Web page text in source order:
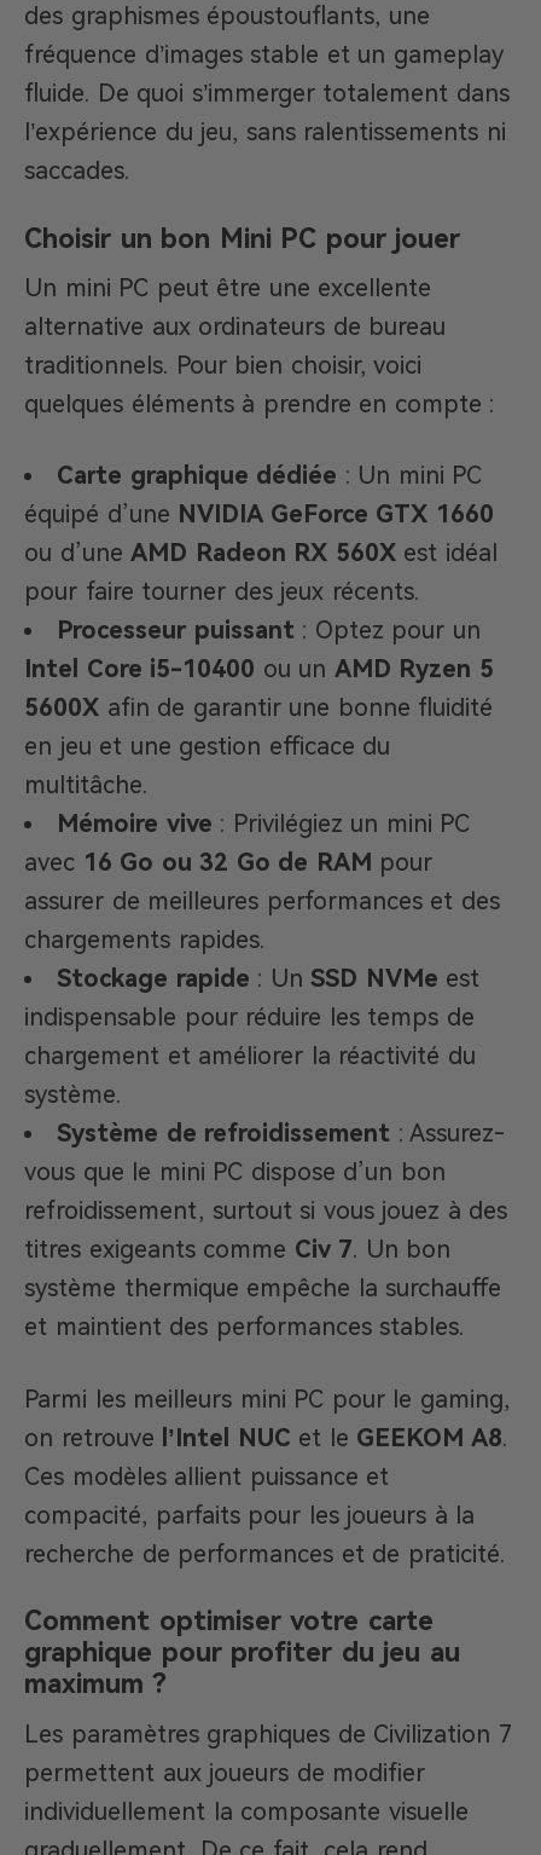
des graphismes époustouflants, une
fréquence d’images stable et un gameplay
fluide. De quoi s’immerger totalement dans
l’expérience du jeu, sans ralentissements ni
saccades.
Choisir un bon Mini PC pour jouer
Un mini PC peut être une excellente
alternative aux ordinateurs de bureau
traditionnels. Pour bien choisir, voici
quelques éléments à prendre en compte :
Carte graphique dédiée : Un mini PC
équipé d’une NVIDIA GeForce GTX 1660
ou d’une AMD Radeon RX 560Xest idéal
pour faire tourner des jeux récents.
Processeur puissant: Optez pour un
Intel Core i5-10400 ou un AMD Ryzen 5
5600X afin de garantir une bonne fluidité
en jeu et une gestion efficace du
multitâche.
Mémoire vive : Privilégiez un mini PC
avec 16 Go ou 32 Go de RAM pour
assurer de meilleures performances et des
chargements rapides.
Stockage rapide : Un SSD NVMe est
indispensable pour réduire les temps de
chargement et améliorer la réactivité du
système.
Système de refroidissement : Assurez-
vous que le mini PC dispose d’un bon
refroidissement, surtout si vous jouez à des
titres exigeants comme Civ 7. Un bon
système thermique empêche la surchauffe
et maintient des performances stables.
Parmi les meilleurs mini PC pour le gaming,
on retrouve l’Intel NUC et le GEEKOM A8.
Ces modèles allient puissance et
compacité, parfaits pour les joueurs à la
recherche de performances et de praticité.
Comment optimiser votre carte
graphique pour profiter du jeu au
maximum ?
Les paramètres graphiques de Civilization 7
permettent aux joueurs de modifier
individuellement la composante visuelle